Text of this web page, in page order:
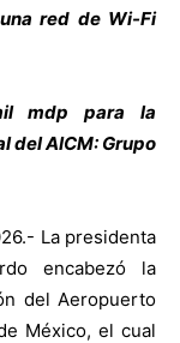
red de Wi-Fi
mdp para la
del AICM: Grupo
La presidenta
encabezó la
del Aeropuerto
México, el cual